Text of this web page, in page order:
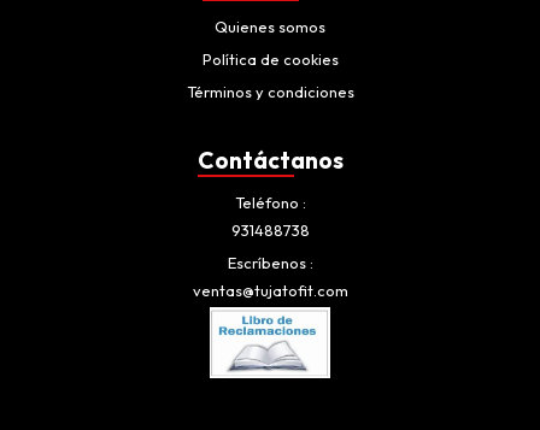
Quienes somos
Política de cookies
Términos y condiciones
Contáctanos
Teléfono
931488738
Escríbenos
ventas@tujatofit.com